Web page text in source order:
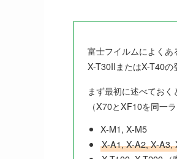
富士フイルムによく
X-T30IIまたはX-T40の
まず最初に述べてお
（X70とXF10を同一
X-M1, X-M5
X-A1, X-A2, X-A3,